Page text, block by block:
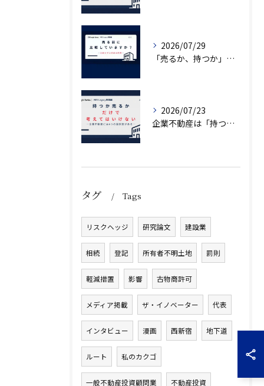
2026/07/29
「売るか、持つか」で悩んでいませんか？
2026/07/23
企業不動産は「持つか売るか」だけではない｜CRE戦略で考える4つの意思決定
タグ Tags
リスクヘッジ 研究論文 建設業
相続 登記 所有者不明土地 罰則
軽減措置 影響 古物商許可
メディア掲載 ザ・イノベーター 代表
インタビュー 漫画 西新宿 地下道
ルート 私のカクゴ
一般不動産投資顧問業 不動産投資